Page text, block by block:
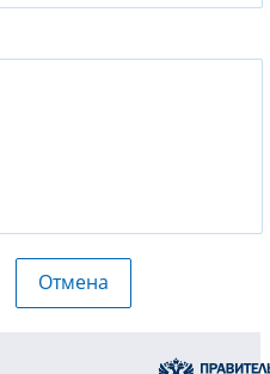
Отмена